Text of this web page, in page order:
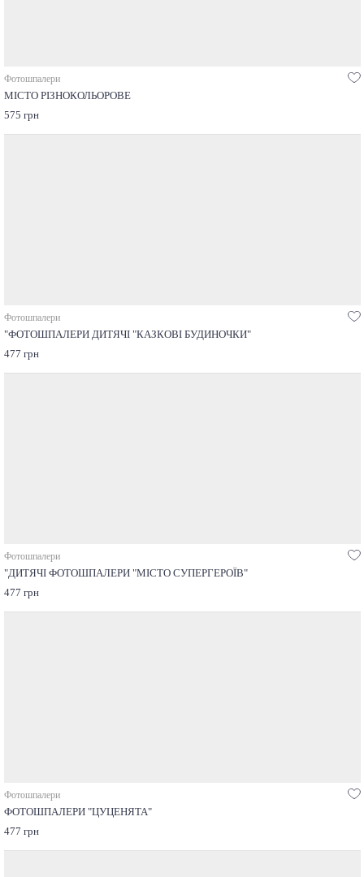
Фотошпалери
МІСТО РІЗНОКОЛЬОРОВЕ
575 грн
Фотошпалери
"ФОТОШПАЛЕРИ ДИТЯЧІ "КАЗКОВІ БУДИНОЧКИ"
477 грн
Фотошпалери
"ДИТЯЧІ ФОТОШПАЛЕРИ "МІСТО СУПЕРГЕРОЇВ"
477 грн
Фотошпалери
ФОТОШПАЛЕРИ "ЦУЦЕНЯТА"
477 грн